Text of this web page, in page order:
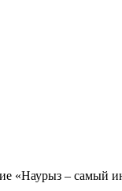
«Наурыз – самый